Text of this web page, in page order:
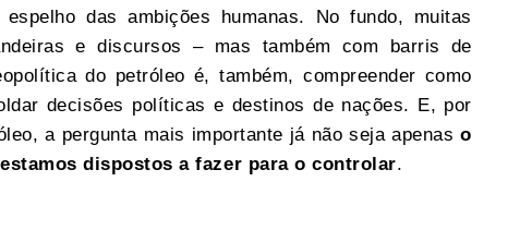
das ambições humanas. No fundo, muitas
e discursos – mas também com barris de
do petróleo é, também, compreender como
decisões políticas e destinos de nações. E, por
a pergunta mais importante já não seja apenaso
dispostos a fazer para o controlar.